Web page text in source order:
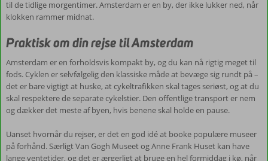
til de tidlige morgentimer. Amsterdam er en by, der ikke lukker ned, når
klokken rammer midnat.
Praktisk om din rejse til Amsterdam
Amsterdam er en forholdsvis kompakt by, og du kan nå rigtig meget til
fods. Cyklen er selvfølgelig den klassiske måde at bevæge sig rundt på –
det er bare vigtigt at huske, at cykeltrafikken skal tages seriøst, og at du
skal respektere de separate cykelstier. Den offentlige transport er nem
og dækker det meste af byen, hvis benene skal holde en pause.
Uanset hvornår du rejser, er det en god idé at booke populære museer
på forhånd. Særligt Van Gogh Museet og Anne Frank Huset kan have
lange ventetider, og det er ærgerligt at bruge en hel formiddag i kø, når